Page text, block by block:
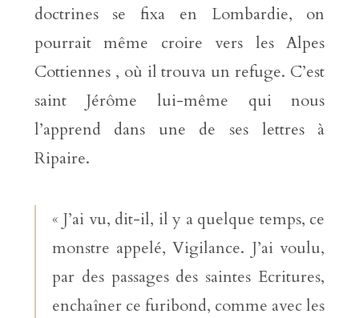
doctrines se fixa en Lombardie, on
pourrait même croire vers les Alpes
Cottiennes , où il trouva un refuge. C’est
saint Jérôme lui-même qui nous
l’apprend dans une de ses lettres à
Ripaire.
« J’ai vu, dit-il, il y a quelque temps, ce
monstre appelé, Vigilance. J’ai voulu,
par des passages des saintes Ecritures,
enchaîner ce furibond, comme avec les